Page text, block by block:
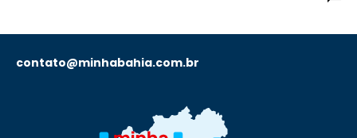
contato@minhabahia.com.br